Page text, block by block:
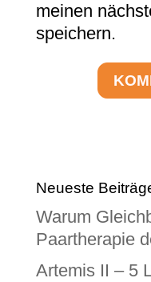
meinen
speichern.
Neueste
Warum
Paartherapie
Artemis II – 5